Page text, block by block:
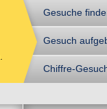
Gesuche
Gesuch
Chiffre-